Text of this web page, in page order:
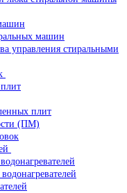
машин
управления стиральными
плит
(ПМ)